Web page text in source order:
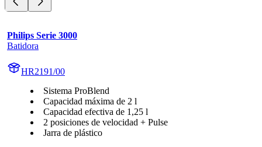
Philips Serie 3000
Batidora
HR2191/00
Sistema ProBlend
Capacidad máxima de 2 l
Capacidad efectiva de 1,25 l
2 posiciones de velocidad + Pulse
Jarra de plástico